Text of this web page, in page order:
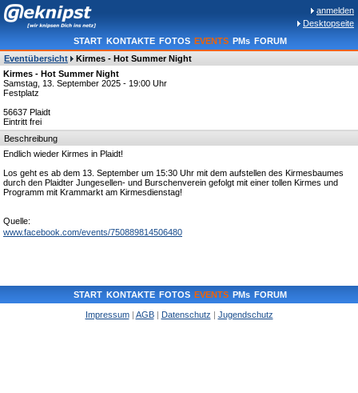
anmelden
Desktopseite
START KONTAKTE FOTOS EVENTS PMs FORUM
Eventübersicht
Kirmes - Hot Summer Night
Kirmes - Hot Summer Night
Samstag, 13. September 2025 - 19:00 Uhr
Festplatz
56637 Plaidt
Eintritt frei
Beschreibung
Endlich wieder Kirmes in Plaidt!
Los geht es ab dem 13. September um 15:30 Uhr mit dem aufstellen des Kirmesbaumes
durch den Plaidter Jungesellen- und Burschenverein gefolgt mit einer tollen Kirmes und
Programm mit Krammarkt am Kirmesdienstag!
Quelle:
www.facebook.com/events/750889814506480
START KONTAKTE FOTOS EVENTS PMs FORUM
Impressum| AGB| Datenschutz | Jugendschutz